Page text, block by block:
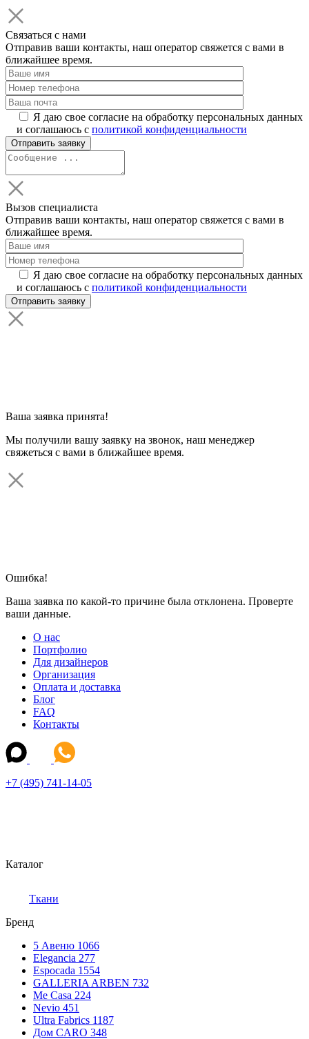
Связаться с нами
Отправив ваши контакты, наш оператор свяжется с вами в
ближайшее время.
Я даю свое согласие на обработку персональных данных
и соглашаюсь с политикой конфиденциальности
Вызов специалиста
Отправив ваши контакты, наш оператор свяжется с вами в
ближайшее время.
Я даю свое согласие на обработку персональных данных
и соглашаюсь с политикой конфиденциальности
Ваша заявка принята!
Мы получили вашу заявку на звонок, наш менеджер
свяжеться с вами в ближайшее время.
Ошибка!
Ваша заявка по какой-то причине была отклонена. Проверте
ваши данные.
О нас
Портфолио
Для дизайнеров
Организация
Оплата и доставка
Блог
FAQ
Контакты
+7 (495) 741-14-05
Каталог
Ткани
Бренд
5 Авеню 1066
Elegancia 277
Espocada 1554
GALLERIA ARBEN 732
Me Casa 224
Nevio 451
Ultra Fabrics 1187
Дом CARO 348